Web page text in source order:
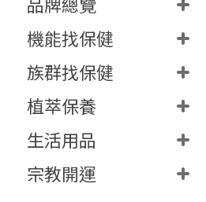
機能找保健
族群找保健
植萃保養
生活用品
宗教開運